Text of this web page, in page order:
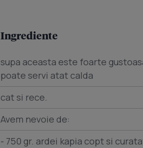
Ingrediente
supa aceasta este foarte
poate servi atat calda
cat si rece.
Avem nevoie de:
- 750 gr. ardei kapia copt si